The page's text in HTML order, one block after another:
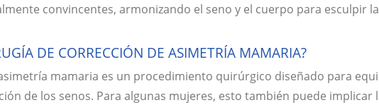
convincentes, armonizando el seno y el cuerpo para esculpir
DE CORRECCIÓN DE ASIMETRÍA MAMARIA?
mamaria es un procedimiento quirúrgico diseñado para
de los senos. Para algunas mujeres, esto también puede implicar